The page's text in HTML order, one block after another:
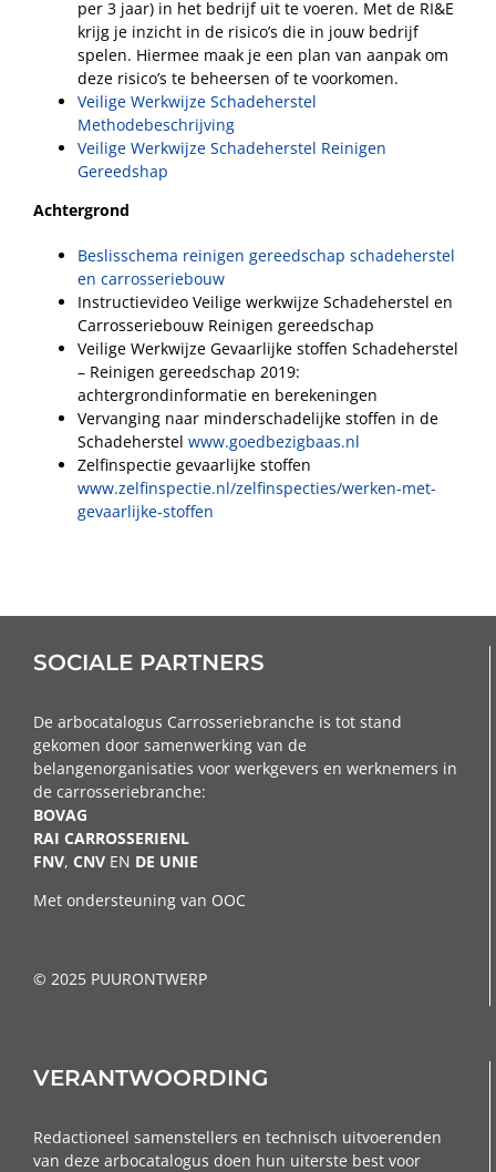
per 3 jaar) in het bedrijf uit te voeren. Met de RI&E
krijg je inzicht in de risico’s die in jouw bedrijf
spelen. Hiermee maak je een plan van aanpak om
deze risico’s te beheersen of te voorkomen.
Veilige Werkwijze Schadeherstel
Methodebeschrijving
Veilige Werkwijze Schadeherstel Reinigen
Gereedshap
Achtergrond
Beslisschema reinigen gereedschap schadeherstel
en carrosseriebouw
Instructievideo Veilige werkwijze Schadeherstel en
Carrosseriebouw Reinigen gereedschap
Veilige Werkwijze Gevaarlijke stoffen Schadeherstel
– Reinigen gereedschap 2019:
achtergrondinformatie en berekeningen
Vervanging naar minderschadelijke stoffen in de
Schadeherstel www.goedbezigbaas.nl
Zelfinspectie gevaarlijke stoffen
www.zelfinspectie.nl/zelfinspecties/werken-met-
gevaarlijke-stoffen
SOCIALE PARTNERS
De arbocatalogus Carrosseriebranche is tot stand
gekomen door samenwerking van de
belangenorganisaties voor werkgevers en werknemers in
de carrosseriebranche:
BOVAG
RAI CARROSSERIENL
FNV, CNV EN DE UNIE
Met ondersteuning van OOC
© 2025 PUURONTWERP
VERANTWOORDING
Redactioneel samenstellers en technisch uitvoerenden
van deze arbocatalogus doen hun uiterste best voor